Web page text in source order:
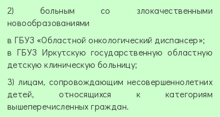
2) больным со злокачественными
новообразованиями
в ГБУЗ «Областной онкологический диспансер»;
в ГБУЗ Иркутскую государственную областную
детскую клиническую больницу;
3) лицам, сопровождающим несовершеннолетних
детей, относящихся к категориям
вышеперечисленных граждан.